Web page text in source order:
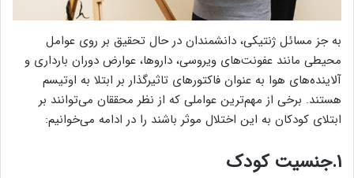
به جز مسائل ژنتیکی، دانشمندان در حال تحقیق بر روی عوامل
محیطی مانند عفونت‌های ویروسی، داروها، عوارض دوران بارداری و
آلاینده‌های هوا به عنوان فاکتورهای تاثیرگذار بر ابتلا به اوتیسم
هستند. برخی از مهم‌ترین عواملی که از نظر محققان می‌توانند بر
ابتلای کودکان به این اختلال موثر باشند را در ادامه می‌خوانیم:
۱.جنسیت کودک